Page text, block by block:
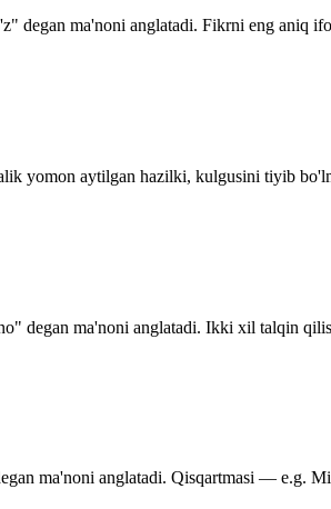
degan ma'noni anglatadi. Fikrni eng aniq
yomon aytilgan hazilki, kulgusini tiyib
degan ma'noni anglatadi. Ikki xil talqin
ma'noni anglatadi. Qisqartmasi — e.g.